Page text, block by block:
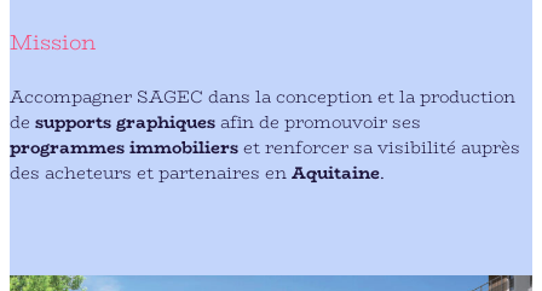
Mission
Accompagner SAGEC dans la conception et la production
de supports graphiquesafin de promouvoir ses
programmes immobilierset renforcer sa visibilité auprès
des acheteurs et partenaires enAquitaine.